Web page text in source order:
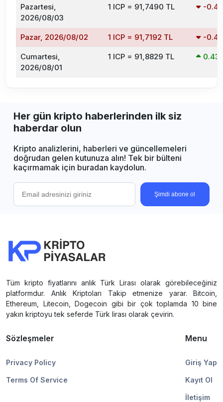
Pazartesi,
2026/08/03
1 ICP = 91,7490 TL -
Pazar, 2026/08/02 1 ICP = 91,7192 TL -
Cumartesi,
2026/08/01
1 ICP = 91,8829 TL
Her gün kripto haberlerinden ilk siz
haberdar olun
Kripto analizlerini, haberleri ve güncellemeleri
doğrudan gelen kutunuza alın! Tek bir bülteni
kaçırmamak için buradan kaydolun.
Şimdi abone ol
Tüm kripto fiyatlarını anlık Türk Lirası olarak görebileceğiniz
platformdur. Anlık Kriptoları Takip etmenize yarar. Bitcoin,
Ethereum, Litecoin, Dogecoin gibi bir çok toplamda 10 bine
yakın kriptoyu tek seferde Türk lirası olarak çevirin.
Sözleşmeler
Privacy Policy
Terms Of Service
Menu
Giriş Yap
Kayıt Ol
İletişim